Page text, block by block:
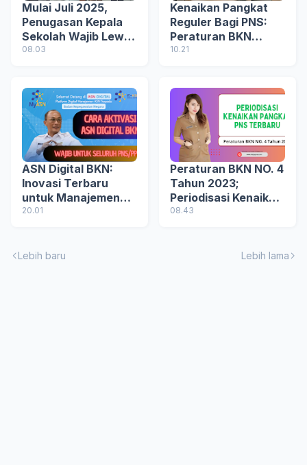
Mulai Juli 2025,
Penugasan Kepala
Sekolah Wajib Lewat
Sistem Digital
08.03
Kenaikan Pangkat
Reguler Bagi PNS:
Peraturan BKN
Nomor 2 Tahun 2025
10.21
ASN Digital BKN:
Inovasi Terbaru
untuk Manajemen
Kepegawaian yang
20.01
Peraturan BKN NO. 4
Tahun 2023;
Periodisasi Kenaikan
Pangkat PNS dan
08.43
Lebih baru Lebih lama